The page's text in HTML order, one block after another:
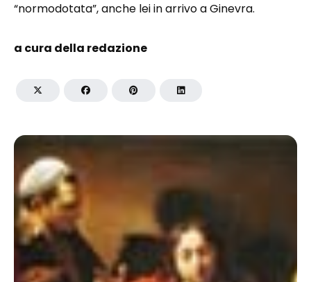
“normodotata”, anche lei in arrivo a Ginevra.
a cura della redazione